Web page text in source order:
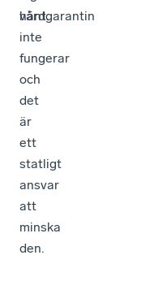
vårdgarantin
inte
fungerar
och
det
är
ett
statligt
ansvar
att
minska
den.
hänt.